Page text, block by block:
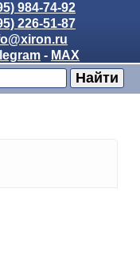
984-74-92
226-51-87
- MAX